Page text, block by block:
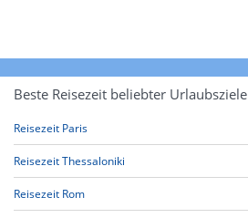
Beste Reisezeit beliebter Urlaubsziele
Reisezeit Paris
Reisezeit Thessaloniki
Reisezeit Rom